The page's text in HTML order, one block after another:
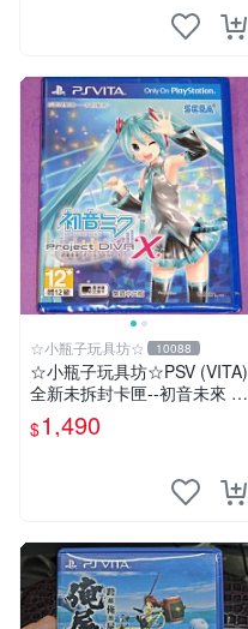
☆小瓶子玩具坊☆ 10088
☆小瓶子玩具坊☆PSV (VITA)
全新未拆封卡匣--初音未來 名
伶計畫X 中文版
$1,490